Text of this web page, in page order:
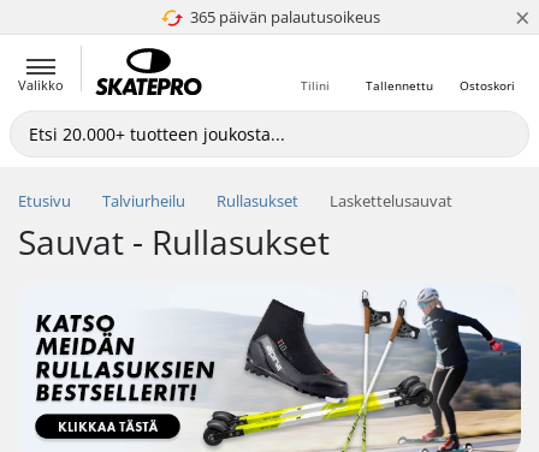
365 päivän palautusoikeus
4.8 / 5 ×
Valikko Ostoskori
Tallennettu
Tilini
Etusivu Talviurheilu Rullasukset Laskettelusauvat
Sauvat - Rullasukset